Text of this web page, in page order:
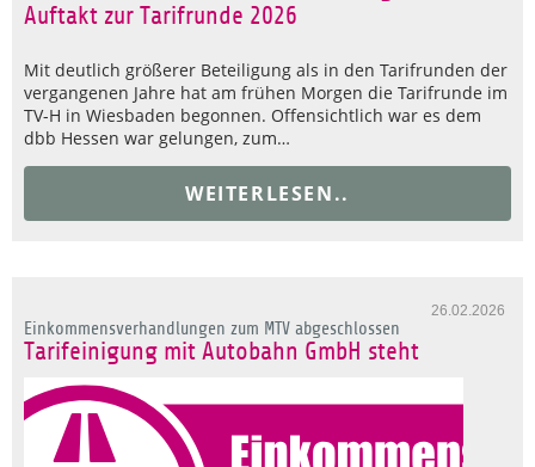
Auftakt zur Tarifrunde 2026
Mit deutlich größerer Beteiligung als in den Tarifrunden der
vergangenen Jahre hat am frühen Morgen die Tarifrunde im
TV-H in Wiesbaden begonnen. Offensichtlich war es dem
dbb Hessen war gelungen, zum…
WEITERLESEN..
26.02.2026
Einkommensverhandlungen zum MTV abgeschlossen
Tarifeinigung mit Autobahn GmbH steht